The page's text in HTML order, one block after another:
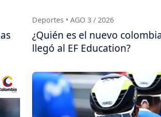
Deportes • AGO 3 / 2026
¿Quién es el nuevo
llegó al EF Education?